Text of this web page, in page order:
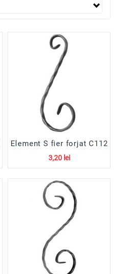
Element S fier forjat C112
3,20 lei